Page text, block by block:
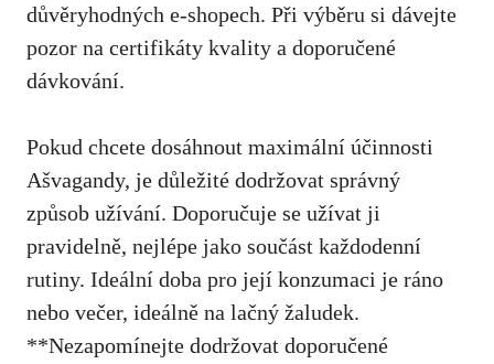
⁣důvěryhodných e-shopech. Při⁣ výběru si dávejte⁣
pozor na certifikáty kvality ⁢a doporučené
dávkování.
Pokud chcete dosáhnout maximální účinnosti
Ašvagandy,‍ je důležité dodržovat správný
způsob užívání. ​Doporučuje se užívat ji
pravidelně, nejlépe jako součást každodenní
rutiny. Ideální doba ⁣pro její konzumaci je ráno
nebo⁣ večer,⁢ ideálně na lačný ⁢žaludek.
**Nezapomínejte dodržovat doporučené